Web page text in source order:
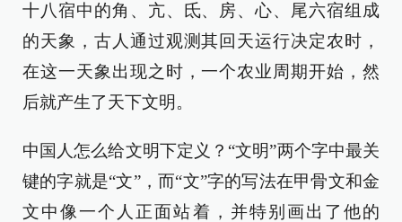
十八宿中的角、亢、氐、房、心、尾六宿组成
的天象，古人通过观测其回天运行决定农时，
在这一天象出现之时，一个农业周期开始，然
后就产生了天下文明。
中国人怎么给文明下定义？“文明”两个字中最关
键的字就是“文”，而“文”字的写法在甲骨文和金
文中像一个人正面站着，并特别画出了他的